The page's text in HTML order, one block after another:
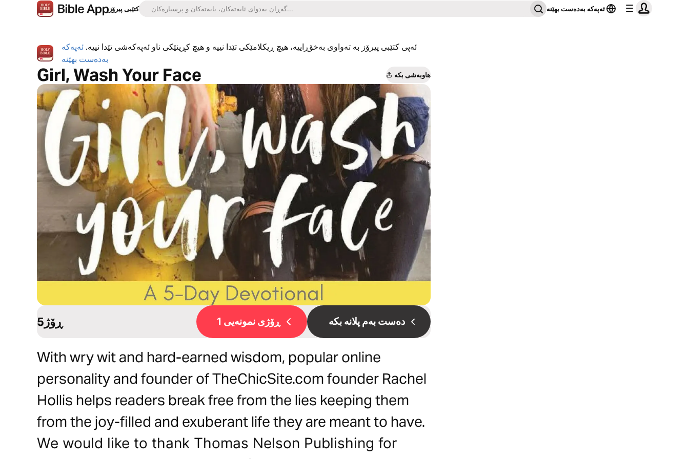
کتێبی پیرۆز ئەپەکە بەدەست بهێنە
ئەپی کتێبی پیرۆز بە تەواوی بەخۆڕاییە، هیچ ڕیکلامێکی تێدا نییە و هیچ کڕینێکی ناو ئەپەکەشی تێدا نییە. ئەپەکە
بەدەست بهێنە
Girl, Wash Your Face هاوبەشی بکە
5ڕۆژ ڕۆژی نمونەیی 1 دەست بەم پلانە بکە
With wry wit and hard-earned wisdom, popular online
personality and founder of TheChicSite.com founder Rachel
Hollis helps readers break free from the lies keeping them
from the joy-filled and exuberant life they are meant to have.
We would like to thank Thomas Nelson Publishing for